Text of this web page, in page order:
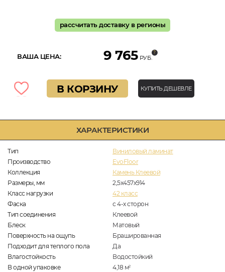
ХАРАКТЕРИСТИКИ
Тип
Виниловый ламинат
Производство
EvoFloor
Коллекция
Камень Клеевой
Размеры, мм
2,5х457х914
Класс нагрузки
42 класс
Фаска
с 4-х сторон
Тип соединения
Клеевой
Блеск
Матовый
Поверхность на ощупь
Брашированная
Подходит для теплого пола
Да
Влагостойкость
Водостойкий
В одной упаковке
4,18 м2
рассчитать доставку в регионы
ВАША ЦЕНА: 9 765 РУБ.
В КОРЗИНУ КУПИТЬ ДЕШЕВЛЕ